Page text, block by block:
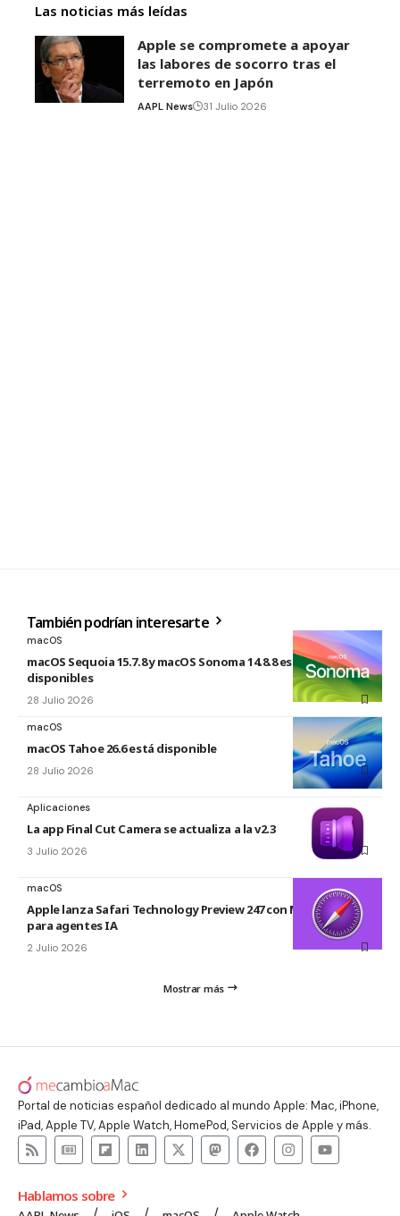
Las noticias más leídas
Apple se compromete a apoyar
las labores de socorro tras el
terremoto en Japón
AAPL News 31 Julio 2026
También podrían interesarte
macOS
macOS Sequoia 15.7.8 y macOS Sonoma 14.8.8 están
disponibles
28 Julio 2026
macOS
macOS Tahoe 26.6 está disponible
28 Julio 2026
Aplicaciones
La app Final Cut Camera se actualiza a la v2.3
3 Julio 2026
macOS
Apple lanza Safari Technology Preview 247 con MCP Server
para agentes IA
2 Julio 2026
Mostrar más
Portal de noticias español dedicado al mundo Apple: Mac, iPhone,
iPad, Apple TV, Apple Watch, HomePod, Servicios de Apple y más.
Hablamos sobre